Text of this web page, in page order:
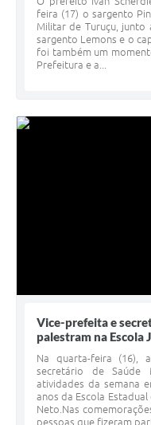
feira (17) o sargento
Militar de Turuçu, junto
sargento Lemons e o
foi também um
Prefeitura e a...
Vice-prefeita e
palestram na Escola
Na quarta-feira (16),
secretário de Saúde
atividades da semana
anos da Escola
Neto.Nas
pessoas que fizeram